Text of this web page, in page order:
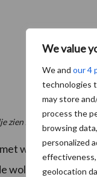
We value
We and our 4
technologies
may store
process the
browsing
personalized
effectiveness,
geolocation
zien zonder
wolpellets
wolpellets was